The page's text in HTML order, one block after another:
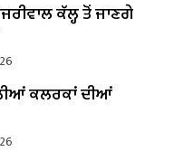
ਕੱਲ੍ਹ ਤੋਂ ਜਾਣਗੇ
ਕਲਰਕਾਂ ਦੀਆਂ